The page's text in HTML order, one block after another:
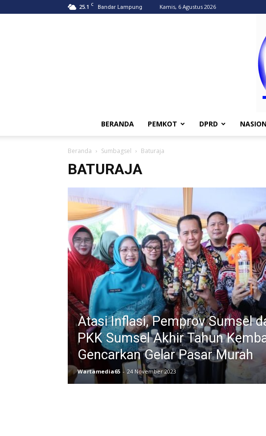
25.1 C Bandar Lampung Kamis, 6 Agustus 2026
BERANDA PEMKOT DPRD
Beranda Sumbagsel Baturaja
BATURAJA
Atasi Inflasi, Pemprov Sumsel
PKK Sumsel Akhir Tahun
Gencarkan Gelar Pasar Murah
Wartamedia65 - 24 November 2023